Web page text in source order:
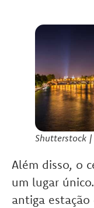
Shutterstock
Além disso, o
um lugar
antiga